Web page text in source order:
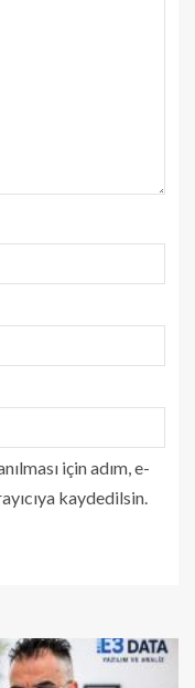
için adım, e-
kaydedilsin.